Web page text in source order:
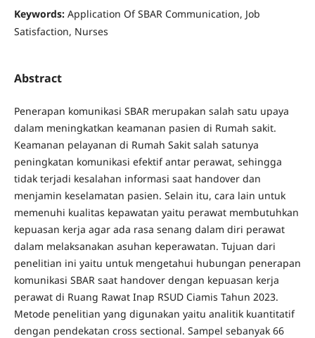
Keywords: Application Of SBAR Communication, Job
Satisfaction, Nurses
Abstract
Penerapan komunikasi SBAR merupakan salah satu upaya
dalam meningkatkan keamanan pasien di Rumah sakit.
Keamanan pelayanan di Rumah Sakit salah satunya
peningkatan komunikasi efektif antar perawat, sehingga
tidak terjadi kesalahan informasi saat handover dan
menjamin keselamatan pasien. Selain itu, cara lain untuk
memenuhi kualitas kepawatan yaitu perawat membutuhkan
kepuasan kerja agar ada rasa senang dalam diri perawat
dalam melaksanakan asuhan keperawatan. Tujuan dari
penelitian ini yaitu untuk mengetahui hubungan penerapan
komunikasi SBAR saat handover dengan kepuasan kerja
perawat di Ruang Rawat Inap RSUD Ciamis Tahun 2023.
Metode penelitian yang digunakan yaitu analitik kuantitatif
dengan pendekatan cross sectional. Sampel sebanyak 66